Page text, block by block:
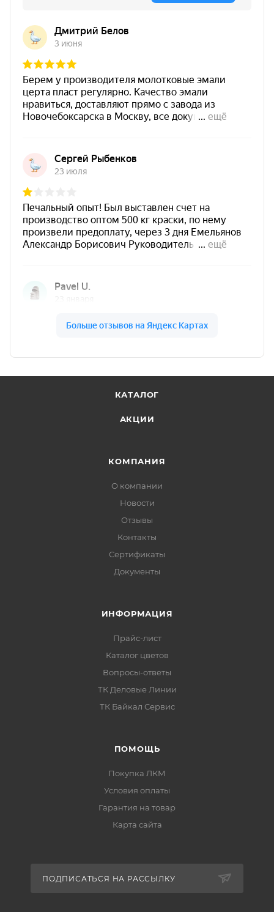
КАТАЛОГ
АКЦИИ
КОМПАНИЯ
О компании
Новости
Отзывы
Контакты
Сертификаты
Документы
ИНФОРМАЦИЯ
Прайс-лист
Каталог цветов
Вопросы-ответы
ТК Деловые Линии
ТК Байкал Сервис
ПОМОЩЬ
Покупка ЛКМ
Условия оплаты
Гарантия на товар
Карта сайта
ПОДПИСАТЬСЯ НА РАССЫЛКУ